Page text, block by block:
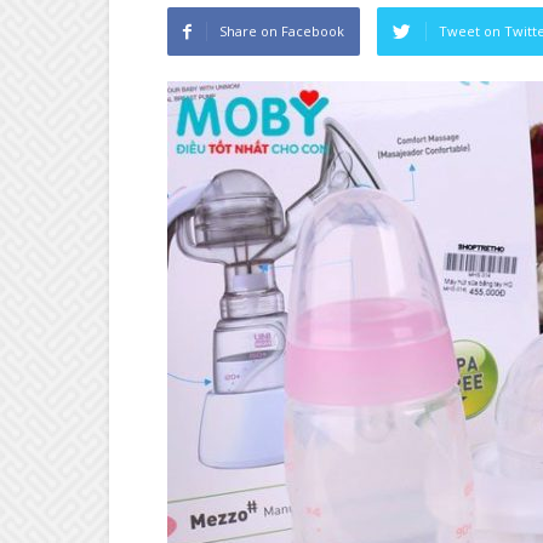
Share on Facebook Tweet on